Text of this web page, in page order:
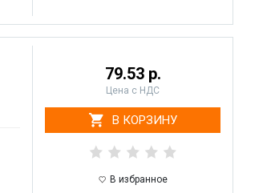
79.53 р.
Цена с НДС
В КОРЗИНУ
В избранное